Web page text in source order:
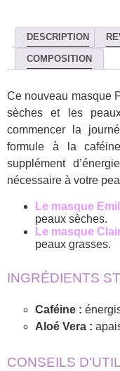
DESCRIPTION
COMPOSITION
Ce nouveau masque
sèches et les
commencer la
formule à la
supplément
nécessaire à votre
Le masque
peaux sèches.
Le masque
peaux grasses.
INGRÉDIENTS
Caféine :
Aloé Vera :
CONSEILS